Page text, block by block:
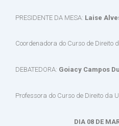
PRESIDENTE DA MESA: Laise
Coordenadora do Curso de Direito
DEBATEDORA: Goiacy Campos
Professora do Curso de Direito da
DIA 08 DE